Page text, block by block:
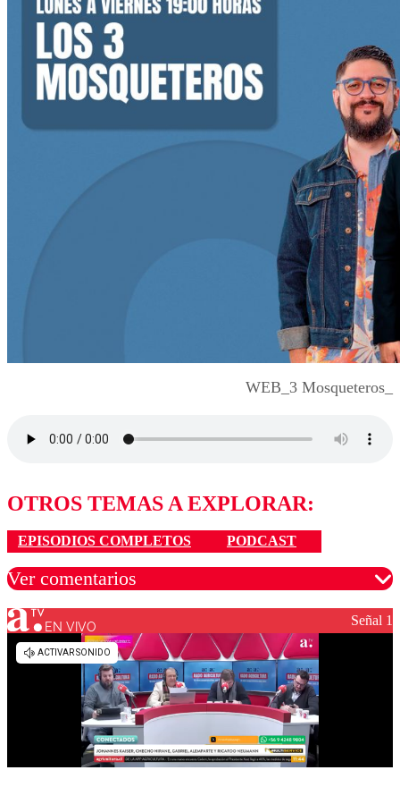
WEB_3 Mosqueteros_
OTROS TEMAS A EXPLORAR:
EPISODIOS COMPLETOS PODCAST
Ver comentarios
Los comentarios son moderados para garantizar un
diálogo respetuoso.
EN VIVO Señal 1